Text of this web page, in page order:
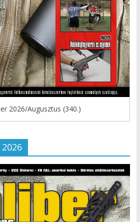
2026/Augusztus (340.)